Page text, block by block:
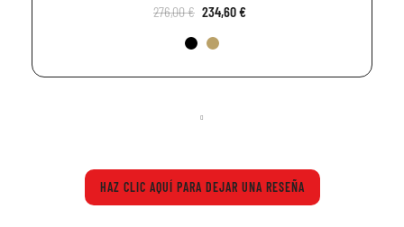
276,00 € 234,60 €
HAZ CLIC AQUÍ PARA DEJAR UNA RESEÑA